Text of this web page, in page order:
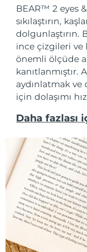
BEAR™ 2 eyes
sıkılaştırın,
dolgunlaştırın.
ince çizgileri ve
önemli ölçüde
kanıtlanmıştır.
aydınlatmak ve
için dolaşımı
Daha fazlası
İsviçre
Tayvan
Tayland
Birleşik Arap
Emirlikleri
Birleşik Krallık
Amerika Birleşik
Devletleri
Özbekistan